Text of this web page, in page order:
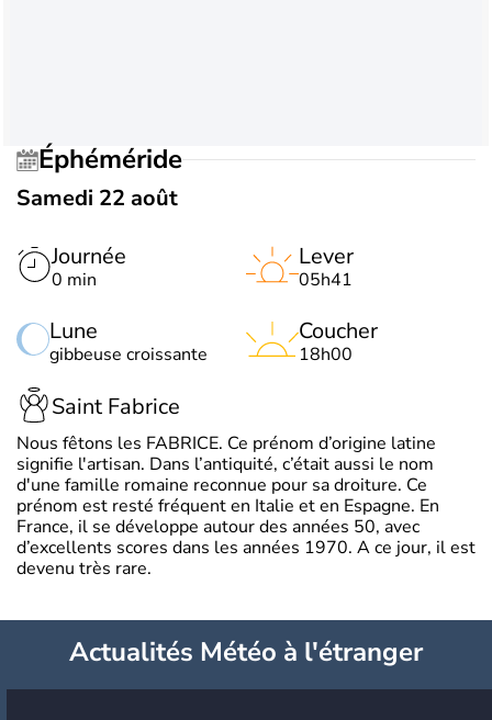
Éphéméride
Samedi 22 août
Journée
0 min
Lune
gibbeuse croissante
Lever
05h41
Coucher
18h00
Saint Fabrice
Nous fêtons les FABRICE. Ce prénom d’origine latine
signifie l'artisan. Dans l’antiquité, c’était aussi le nom
d'une famille romaine reconnue pour sa droiture. Ce
prénom est resté fréquent en Italie et en Espagne. En
France, il se développe autour des années 50, avec
d’excellents scores dans les années 1970. A ce jour, il est
devenu très rare.
Actualités Météo à l'étranger